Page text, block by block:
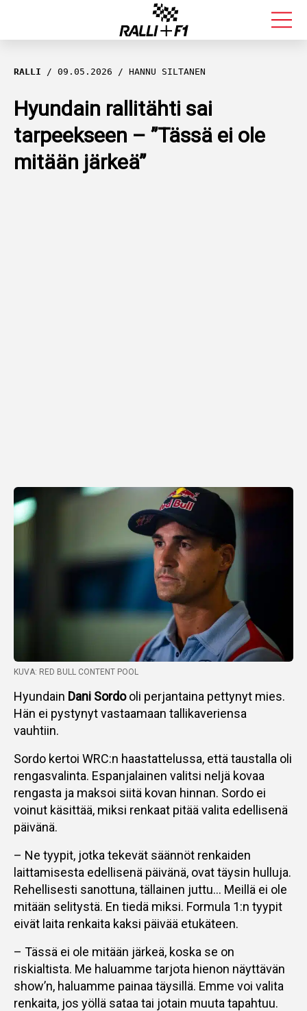
FORMULA 1
RALLI
KALLE ROVANPERÄ
VALTTERI BOTTAS
RALLI 09.05.2026 HANNU SILTANEN
Hyundain rallitähti sai
tarpeekseen – ”Tässä ei ole
mitään järkeä”
KUVA: RED BULL CONTENT POOL
Hyundain Dani Sordooli perjantaina pettynyt mies.
Hän ei pystynyt vastaamaan tallikaveriensa
vauhtiin.
Sordo kertoi WRC:n haastattelussa, että taustalla oli
rengasvalinta. Espanjalainen valitsi neljä kovaa
rengasta ja maksoi siitä kovan hinnan. Sordo ei
voinut käsittää, miksi renkaat pitää valita edellisenä
päivänä.
– Ne tyypit, jotka tekevät säännöt renkaiden
laittamisesta edellisenä päivänä, ovat täysin hulluja.
Rehellisesti sanottuna, tällainen juttu… Meillä ei ole
mitään selitystä. En tiedä miksi. Formula 1:n tyypit
eivät laita renkaita kaksi päivää etukäteen.
– Tässä ei ole mitään järkeä, koska se on
riskialtista. Me haluamme tarjota hienon näyttävän
show’n, haluamme painaa täysillä. Emme voi valita
renkaita, jos yöllä sataa tai jotain muuta tapahtuu.